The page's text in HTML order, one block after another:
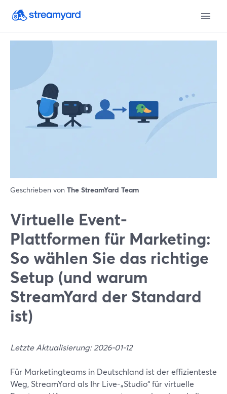
Geschrieben von The StreamYard Team
Virtuelle Event-
Plattformen für Marketing:
So wählen Sie das richtige
Setup (und warum
StreamYard der Standard
ist)
Letzte Aktualisierung: 2026-01-12
Für Marketingteams in Deutschland ist der effizienteste
Weg, StreamYard als Ihr Live-„Studio“ für virtuelle